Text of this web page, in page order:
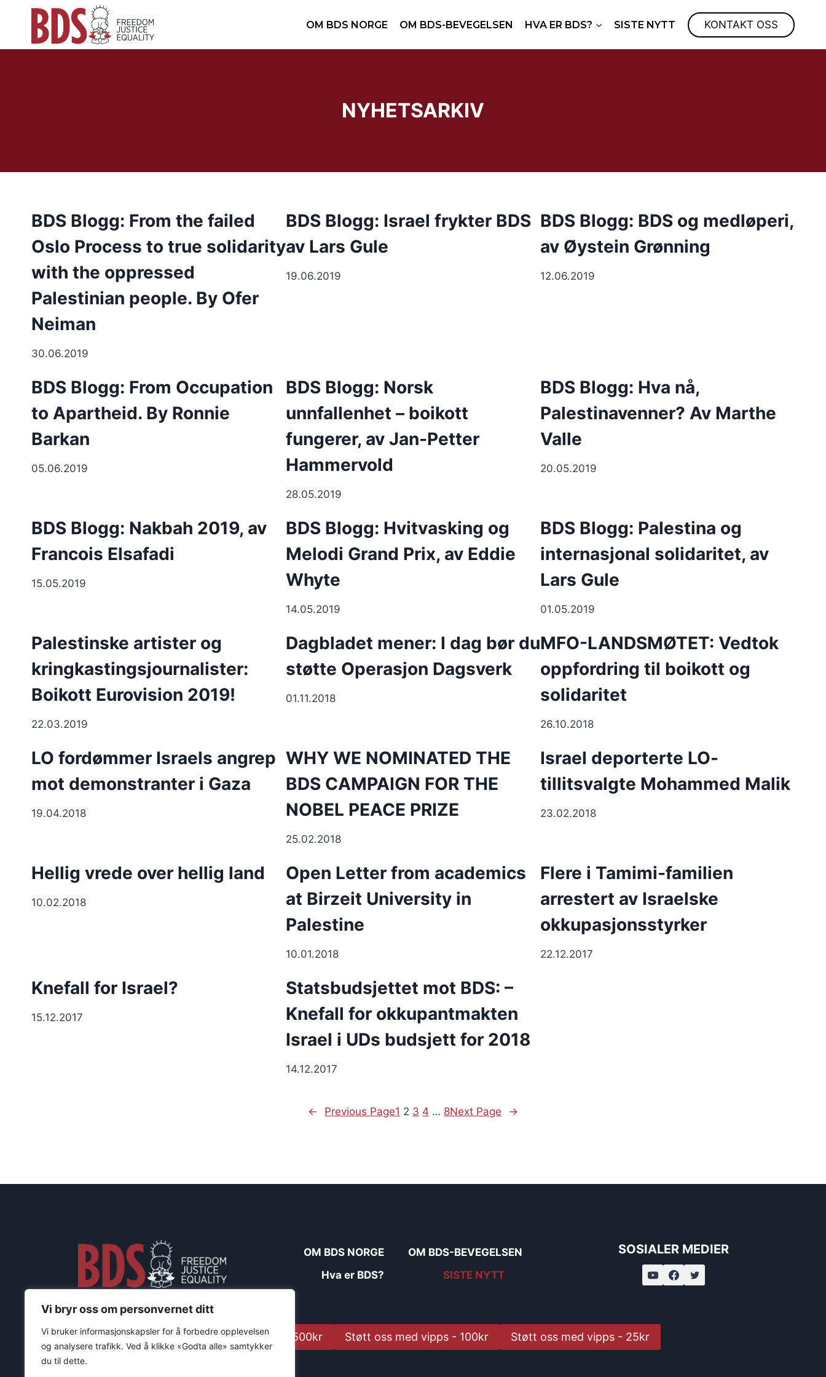
Vi bryr oss om personvernet ditt
Vi bruker informasjonskapsler for å forbedre opplevelsen
og analysere trafikk. Ved å klikke «Godta alle» samtykker
du til dette.
content
OM BDS NORGE OM BDS-BEVEGELSEN HVA ER BDS? SISTE NYTT KONTAKT OSS
NYHETSARKIV
BDS Blogg: From the failed
Oslo Process to true solidarity
with the oppressed
Palestinian people. By Ofer
Neiman
30.06.2019
BDS Blogg: Israel frykter BDS
av Lars Gule
19.06.2019
BDS Blogg: BDS og medløperi,
av Øystein Grønning
12.06.2019
BDS Blogg: From Occupation
to Apartheid. By Ronnie
Barkan
05.06.2019
BDS Blogg: Norsk
unnfallenhet – boikott
fungerer, av Jan-Petter
Hammervold
28.05.2019
BDS Blogg: Hva nå,
Palestinavenner? Av Marthe
Valle
20.05.2019
BDS Blogg: Nakbah 2019, av
Francois Elsafadi
15.05.2019
BDS Blogg: Hvitvasking og
Melodi Grand Prix, av Eddie
Whyte
14.05.2019
BDS Blogg: Palestina og
internasjonal solidaritet, av
Lars Gule
01.05.2019
Palestinske artister og
kringkastingsjournalister:
Boikott Eurovision 2019!
22.03.2019
Dagbladet mener: I dag bør du
støtte Operasjon Dagsverk
01.11.2018
MFO-LANDSMØTET: Vedtok
oppfordring til boikott og
solidaritet
26.10.2018
LO fordømmer Israels angrep
mot demonstranter i Gaza
19.04.2018
WHY WE NOMINATED THE
BDS CAMPAIGN FOR THE
NOBEL PEACE PRIZE
25.02.2018
Israel deporterte LO-
tillitsvalgte Mohammed Malik
23.02.2018
Hellig vrede over hellig land
10.02.2018
Open Letter from academics
at Birzeit University in
Palestine
10.01.2018
Flere i Tamimi-familien
arrestert av Israelske
okkupasjonsstyrker
22.12.2017
Knefall for Israel?
15.12.2017
Statsbudsjettet mot BDS: –
Knefall for okkupantmakten
Israel i UDs budsjett for 2018
14.12.2017
← Previous Page1 2 3 4 … 8Next Page →
OM BDS NORGE
OM BDS-BEVEGELSEN
Hva er BDS?
SISTE NYTT
SOSIALER MEDIER
Støtt oss med vipps - 500kr Støtt oss med vipps - 100kr Støtt oss med vipps - 25kr